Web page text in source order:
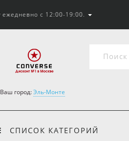
ежедневно с 12:00-19:00.
Ваш город:Эль-Монте
СПИСОК КАТЕГОРИЙ